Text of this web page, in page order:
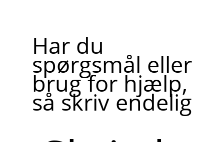
Har du
spørgsmål eller
brug for hjælp,
så skriv endelig